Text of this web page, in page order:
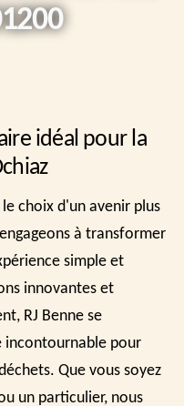
idéal pour la
choix d'un avenir plus
à transformer
simple et
innovantes et
RJ Benne se
incontournable pour
Que vous soyez
un particulier, nous